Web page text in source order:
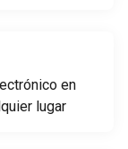
en
lugar